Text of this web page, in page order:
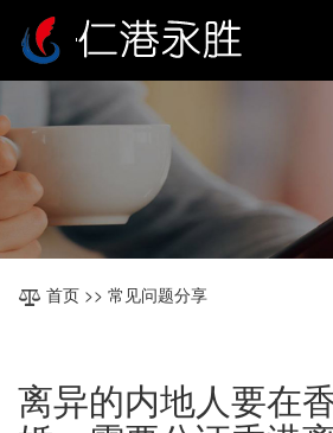
首页 >> 常见问题分享
离异的内地人要在